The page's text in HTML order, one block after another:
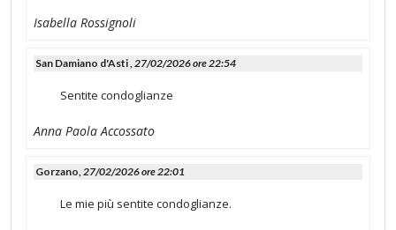
Isabella Rossignoli
San Damiano d'Asti ,27/02/2026 ore 22:54
Sentite condoglianze
Anna Paola Accossato
Gorzano,27/02/2026 ore 22:01
Le mie più sentite condoglianze.